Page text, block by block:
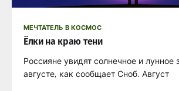
МЕЧТАТЕЛЬ В КОСМОС
Ёлки на краю тени
Россияне увидят солнечное и лунное
августе, как сообщает Сноб. Август